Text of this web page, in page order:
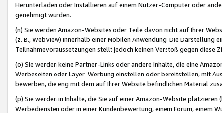
Herunterladen oder Installieren auf einem Nutzer-Computer oder
genehmigt wurden.
(n) Sie werden Amazon-Websites oder Teile davon nicht auf Ihrer
(z. B., WebView) innerhalb einer Mobilen Anwendung. Die Darstellung
Teilnahmevoraussetzungen stellt jedoch keinen Verstoß gegen diese
(o) Sie werden keine Partner-Links oder andere Inhalte, die eine
Werbeseiten oder Layer-Werbung einstellen oder bereitstellen, mit
bewerben, die eng mit dem auf Ihrer Website befindlichen Material
(p) Sie werden in Inhalte, die Sie auf einer Amazon-Website
Werbediensten oder in einer Kundenbewertung, einem Forum, einem